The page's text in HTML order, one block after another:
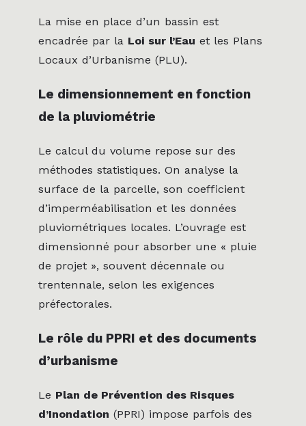
La mise en place d’un bassin est
encadrée par la Loi sur l’Eau et les Plans
Locaux d’Urbanisme (PLU).
Le dimensionnement en fonction
de la pluviométrie
Le calcul du volume repose sur des
méthodes statistiques. On analyse la
surface de la parcelle, son coefficient
d’imperméabilisation et les données
pluviométriques locales. L’ouvrage est
dimensionné pour absorber une « pluie
de projet », souvent décennale ou
trentennale, selon les exigences
préfectorales.
Le rôle du PPRI et des documents
d’urbanisme
Le Plan de Prévention des Risques
d’Inondation (PPRI) impose parfois des